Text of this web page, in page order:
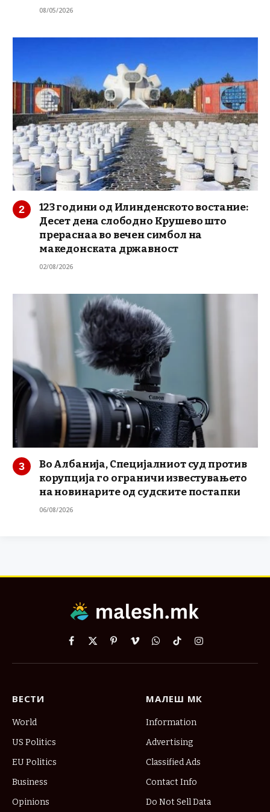
08/05/2026
123 години од Илинденското востание:
Десет дена слободно Крушево што
прераснаа во вечен симбол на
македонската државност
02/08/2026
Во Албанија, Специјалниот суд против
корупција го ограничи известувањето
на новинарите од судските постапки
06/08/2026
Facebook
X
PinterestVimeoWhatsApp
TikTokInstagram
ВЕСТИ
World
US Politics
EU Politics
Business
Opinions
МАЛЕШ МК
Information
Advertising
Classified Ads
Contact Info
Do Not Sell Data